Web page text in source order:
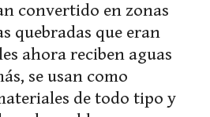
convertido en zonas
quebradas que eran
ahora reciben aguas
se usan como
de todo tipo y